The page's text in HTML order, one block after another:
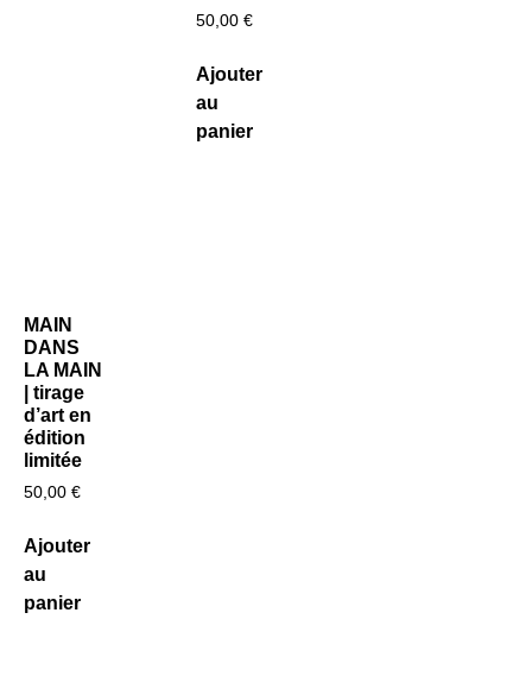
50,00 €
Ajouter
au
panier
MAIN
DANS
LA MAIN
| tirage
d’art en
édition
limitée
50,00 €
Ajouter
au
panier